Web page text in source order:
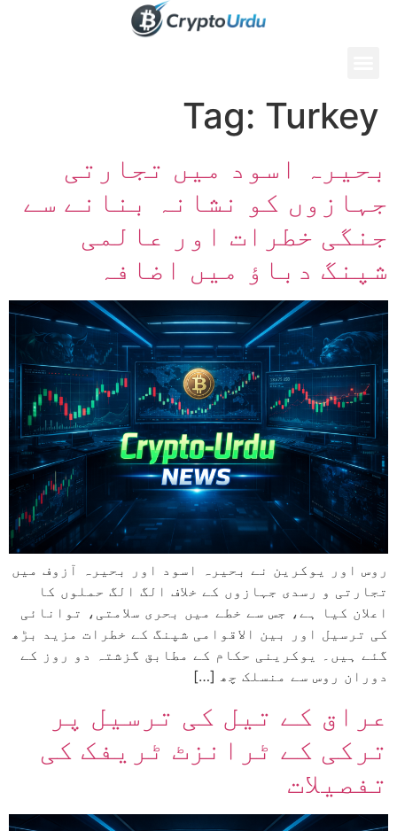
Tag: Turkey
بحیرہ اسود میں تجارتی
جہازوں کو نشانہ بنانے سے
جنگی خطرات اور عالمی
شپنگ دباؤ میں اضافہ
روس اور یوکرین نے بحیرہ اسود اور بحیرہ آزوف میں
تجارتی و رسدی جہازوں کے خلاف الگ الگ حملوں کا
اعلان کیا ہے، جس سے خطے میں بحری سلامتی، توانائی
کی ترسیل اور بین الاقوامی شپنگ کے خطرات مزید بڑھ
گئے ہیں۔ یوکرینی حکام کے مطابق گزشتہ دو روز کے
دوران روس سے منسلک چھ […]
عراق کے تیل کی ترسیل پر
ترکی کے ٹرانزٹ ٹریفک کی
تفصیلات